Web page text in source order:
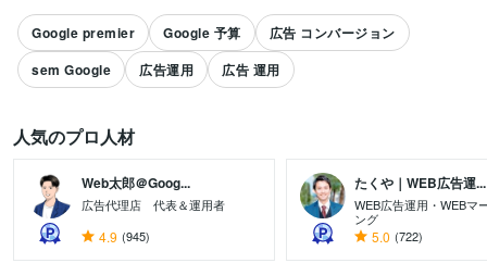
Google premier Google 予算
広告 コンバージョン
sem Google
広告運用 広告 運用
人気のプロ人材
Web太郎＠Goog...
広告代理店 代表＆運用者
4.9 (945)
たくや｜WEB広告運...
WEB広告運用・WEBマ
ング
5.0 (722)